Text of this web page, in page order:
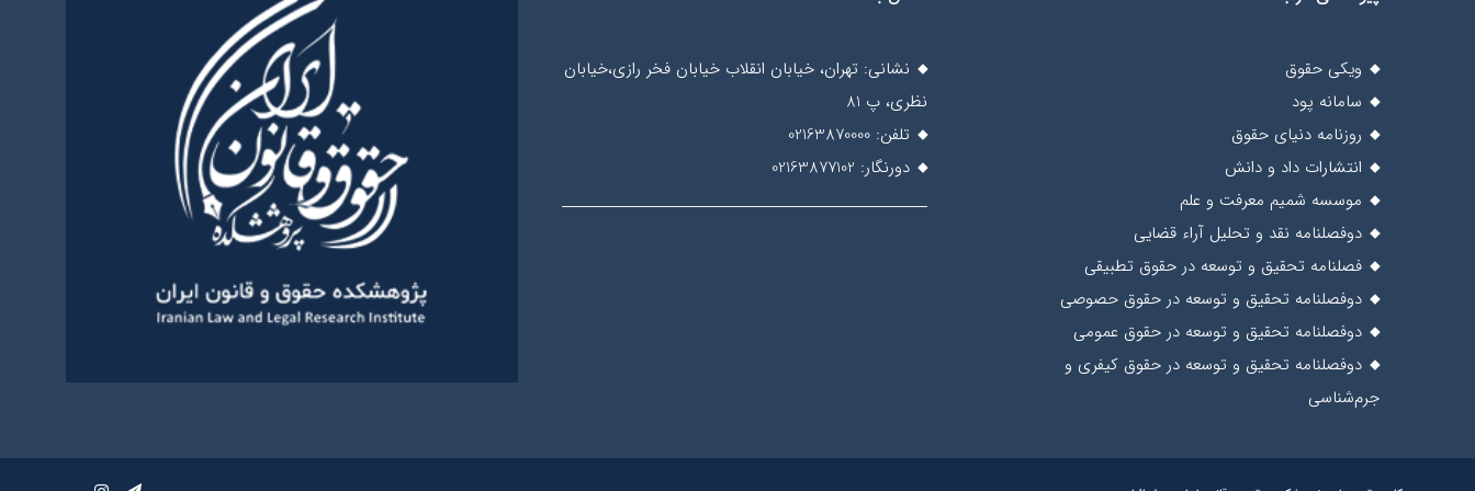
ویکی حقوق
سامانه پود
روزنامه دنیای حقوق
انتشارات داد و دانش
موسسه شمیم معرفت و علم
دوفصلنامه نقد و تحلیل آراء قضایی
فصلنامه تحقیق و توسعه در حقوق تطبیقی
دوفصلنامه تحقیق و توسعه در حقوق حصوصی
دوفصلنامه تحقیق و توسعه در حقوق عمومی
دوفصلنامه تحقیق و توسعه در حقوق کیفری و
جرم‌شناسی
نشانی: تهران، خیابان انقلاب خیابان فخر رازی،خیابان
نظری، پ 81
تلفن: 02163870000
دورنگار: 02163877102